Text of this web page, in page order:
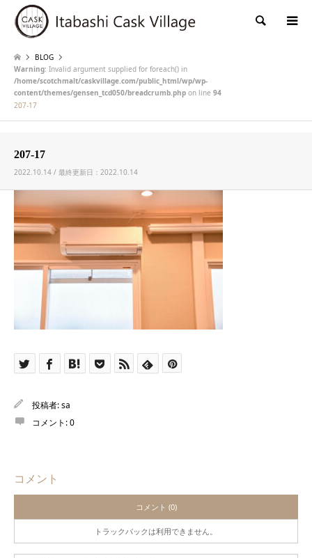
検索
BLOG
Warning: Invalid argument supplied for foreach() in
/home/scotchmalt/caskvillage.com/public_html/wp/wp-
content/themes/gensen_tcd050/breadcrumb.php on line 94
207-17
207-17
2022.10.14 / 最終更新日：2022.10.14
投稿者:sa
コメント:0
コメント
コメント (0)
トラックバックは利用できません。